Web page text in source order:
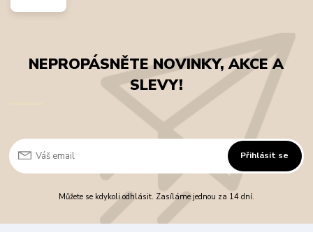
NEPROPÁSNĚTE NOVINKY, AKCE A
SLEVY!
Přihlásit se
Můžete se kdykoli odhlásit. Zasíláme jednou za 14 dní.